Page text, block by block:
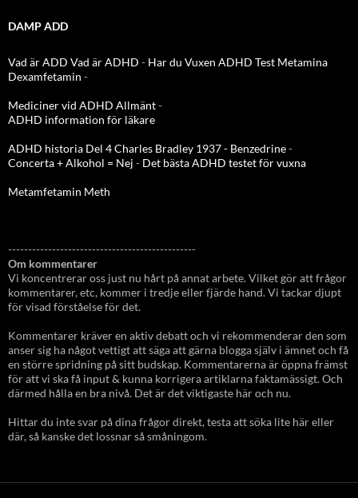
DAMP ADD
Vad är ADD Vad är ADHD - Har du Vuxen ADHD Test Metamina
Dexamfetamin -
Mediciner vid ADHD Allmänt-
ADHD information för läkare
ADHD historia Del 4 Charles Bradley 1937 - Benzedrine-
Concerta + Alkohol = Nej - Det bästa ADHD testet för vuxna
Metamfetamin Meth
-----------------------------------------------
Om kommentarer
Vi koncentrerar oss just nu hårt på annat arbete. Vilket gör att frågor
kommentarer, etc, kommer i tredje eller fjärde hand. Vi tackar djupt
för visad förståelse för det.
Kommentarer kräver en aktiv debatt och vi rekommenderar den som
anser sig ha något vettigt att säga att gärna blogga själv i ämnet och få
en större spridning på sitt budskap. Kommentarerna är öppna främst
för att vi ska få input & kunna korrigera artiklarna faktamässigt. Och
därmed hålla en bra nivå. Det är det viktigaste här och nu.
Hittar du inte svar på dina frågor direkt, testa att söka lite här eller
där, så kanske det lossnar så småningom.